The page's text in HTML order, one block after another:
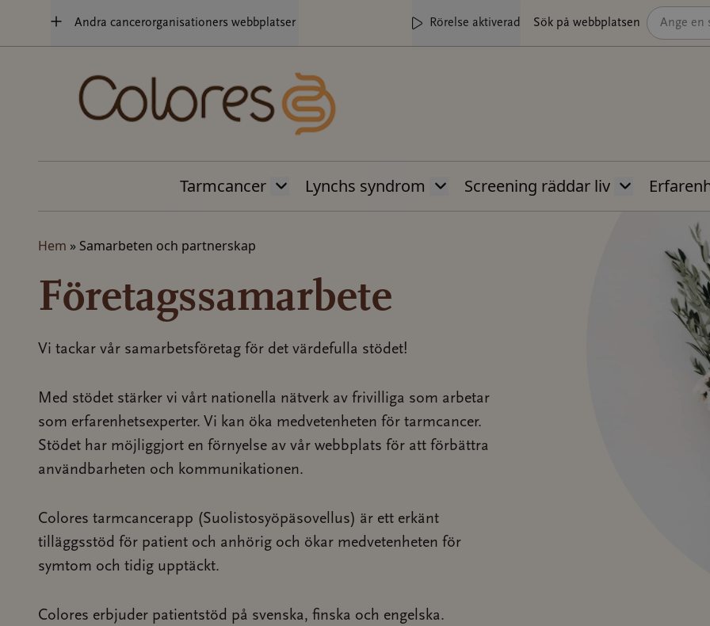
innehåll
Andra cancerorganisationers webbplatser Rörelse aktiverad Sök på webbplatsen
Tarmcancer Lynchs syndrom Screening räddar liv
Hem » Samarbeten och partnerskap
Företagssamarbete
Vi tackar vår samarbetsföretag för det värdefulla stödet!
Med stödet stärker vi vårt nationella nätverk av frivilliga som arbetar
som erfarenhetsexperter. Vi kan öka medvetenheten för tarmcancer.
Stödet har möjliggjort en förnyelse av vår webbplats för att förbättra
användbarheten och kommunikationen.
Colores tarmcancerapp (Suolistosyöpäsovellus) är ett erkänt
tilläggsstöd för patient och anhörig och ökar medvetenheten för
symtom och tidig upptäckt.
Colores erbjuder patientstöd på svenska, finska och engelska.